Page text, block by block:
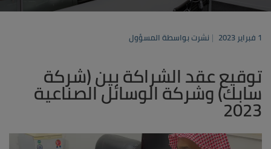
1 فبراير 2023 نشرت بواسطة المسؤول
توقيع عقد الشراكة بين (شركة
سابك) وشركة الوسائل الصناعية
2023
مشغل